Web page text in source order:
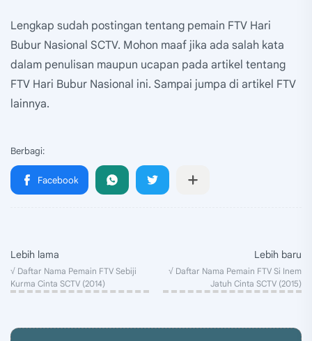
Lengkap sudah postingan tentang pemain FTV Hari
Bubur Nasional SCTV. Mohon maaf jika ada salah kata
dalam penulisan maupun ucapan pada artikel tentang
FTV Hari Bubur Nasional ini. Sampai jumpa di artikel FTV
lainnya.